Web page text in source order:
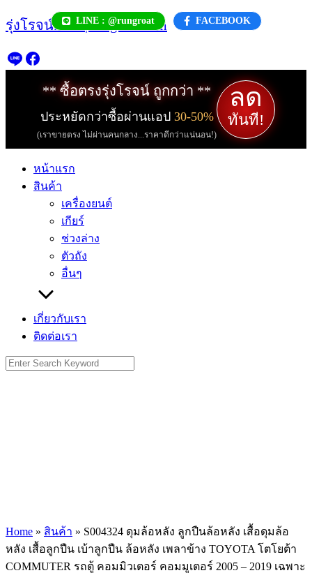
Skip
to
LINE : @rungroat FACEBOOK
รุ่งโรจน์.com | rungroat.com
** ซื้อตรงรุ่งโรจน์ ถูกกว่า **
ประหยัดกว่าซื้อผ่านแอป 30-50%
(เราขายตรง ไม่ผ่านคนกลาง...ราคาดีกว่าแน่นอน!)
ลด
ทันที!
หน้าแรก
สินค้า
เครื่องยนต์
เกียร์
ช่วงล่าง
ตัวถัง
อื่นๆ
เกี่ยวกับเรา
ติดต่อเรา
Search
for:
Home » สินค้า » S004324 ดุมล้อหลัง ลูกปืนล้อหลัง เสื้อดุมล้อ
หลัง เสื้อลูกปืน เบ้าลูกปืน ล้อหลัง เพลาข้าง TOYOTA โตโยต้า
COMMUTER รถตู้ คอมมิวเตอร์ คอมมูเตอร์ 2005 – 2019 เฉพาะ